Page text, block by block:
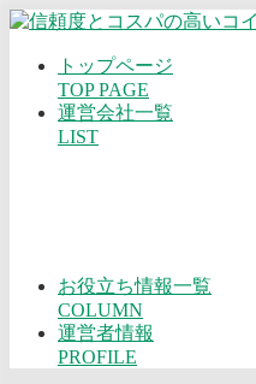
トップページ
TOP PAGE
運営会社一覧
LIST
お役立ち情報一覧
COLUMN
運営者情報
PROFILE